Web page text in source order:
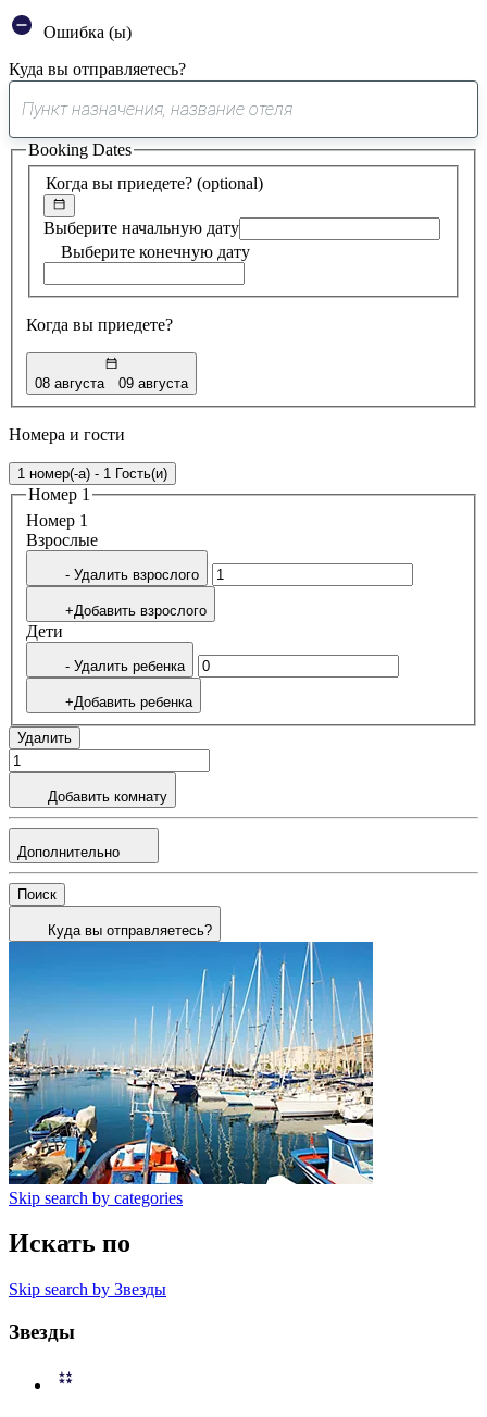
Ошибка (ы)
Куда вы отправляетесь?
0
предложение
найдено
Когда вы приедете? (optional)
Выберите начальную дату
Выберите конечную дату
Когда вы приедете?
08 августа 09 августа
Booking Dates
Номера и гости
1 номер(-а) - 1 Гость(и)
Номер 1
Номер 1
Bзрослые
- Удалить взрослого
+Добавить взрослого
Дети
- Удалить ребенка
+Добавить ребенка
Удалить
Добавить комнату
Дополнительно
Поиск
Куда вы отправляетесь?
Skip search by categories
Искать по
Skip search by Звезды
Звезды